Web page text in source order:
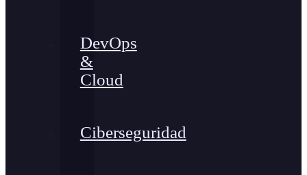
DevOps
&
Cloud
Ciberseguridad